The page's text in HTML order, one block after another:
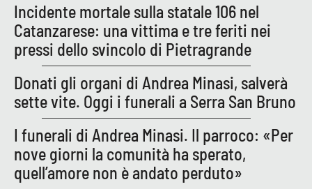
PROGETTI
SPECIALI
Buona Sanità Calabria
LA
CALABRIAVISIONE
Destinazioni
Incidente mortale sulla statale 106 nel
Catanzarese: una vittima e tre feriti nei
pressi dello svincolo di Pietragrande
Donati gli organi di Andrea Minasi, salverà
sette vite. Oggi i funerali a Serra San Bruno
I funerali di Andrea Minasi. Il parroco: «Per
nove giorni la comunità ha sperato,
quell’amore non è andato perduto»